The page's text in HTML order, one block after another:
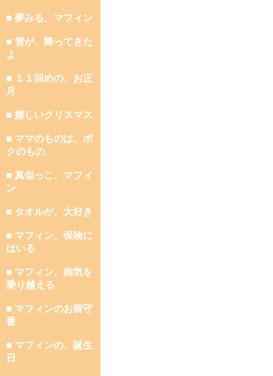
■ 夢みる、マフィン
■ 雪が、降ってきた
よ
■ １１回めの、お正
月
■ 嬉しいクリスマス
■ ママのものは、ボ
クのもの
■ 真似っこ、マフィ
ン
■ タオルが、大好き
■ マフィン、保険に
はいる
■ マフィン、病気を
乗り越える
■ マフィンのお留守
番
■ マフィンの、誕生
日